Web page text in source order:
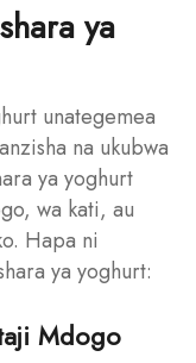
ya
unategemea
na ukubwa
ya yoghurt
wa kati, au
Hapa ni
ya yoghurt:
Mdogo